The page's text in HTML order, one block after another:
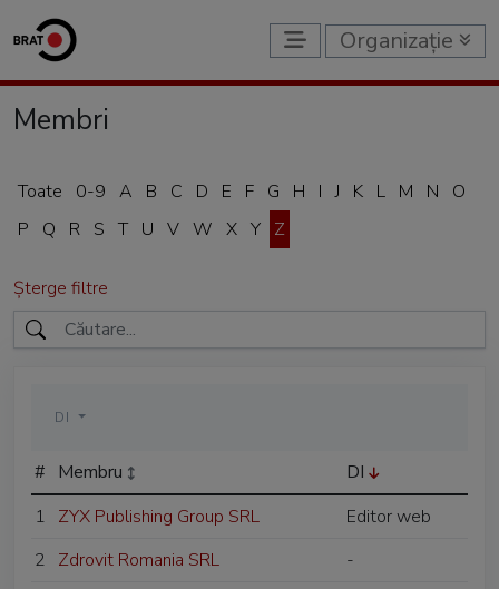
Organizație
Membri
Toate 0-9 A B C D E F G H I J K L M N
O
P
Q R S T U V W X Y Z
Șterge filtre
DI
# Membru
DI
1 ZYX Publishing Group SRL
Editor web
2 Zdrovit Romania SRL -